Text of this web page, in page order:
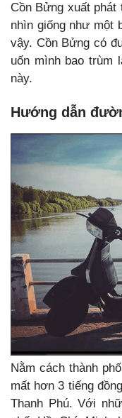
Cồn Bửng xuất
nhìn giống như một
vậy. Cồn Bửng có
uốn mình bao trùm
này.
Hướng dẫn
Nằm cách thành
mất hơn 3 tiếng
Thanh Phú. Với